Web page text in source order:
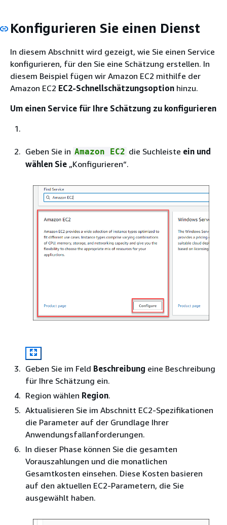
Konfigurieren Sie einen Dienst
In diesem Abschnitt wird gezeigt, wie Sie einen Service
konfigurieren, für den Sie eine Schätzung erstellen. In
diesem Beispiel fügen wir Amazon EC2 mithilfe der
Amazon EC2 EC2-Schnellschätzungsoption hinzu.
Um einen Service für Ihre Schätzung zu konfigurieren
Geben Sie in Amazon EC2 die Suchleiste ein und
wählen Sie „Konfigurieren“.
Geben Sie im Feld Beschreibung eine Beschreibung
für Ihre Schätzung ein.
Region wählen Region.
Aktualisieren Sie im Abschnitt EC2-Spezifikationen
die Parameter auf der Grundlage Ihrer
Anwendungsfallanforderungen.
In dieser Phase können Sie die gesamten
Vorauszahlungen und die monatlichen
Gesamtkosten einsehen. Diese Kosten basieren
auf den aktuellen EC2-Parametern, die Sie
ausgewählt haben.